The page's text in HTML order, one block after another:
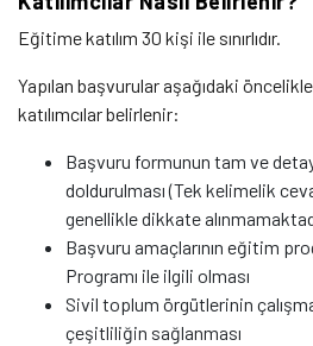
Eğitime katılım 30 kişi ile sınırlıdır.
Yapılan başvurular aşağıdaki
katılımcılar belirlenir:
Başvuru formunun tam ve
doldurulması (Tek kelimelik
genellikle dikkate
Başvuru amaçlarının eğitim
Programı ile ilgili olması
Sivil toplum örgütlerinin
çeşitliliğin sağlanması